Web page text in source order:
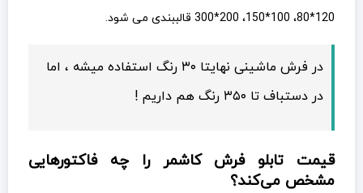
120*80، 100*150، 200*300 قالببندی می شود.
در فرش ماشینی نهایتا ۳۰ رنگ استفاده میشه ، اما
در دستباف تا ۳۵۰ رنگ هم داریم !
قیمت تابلو فرش کاشمر را چه فاکتورهایی
مشخص می‌کند؟